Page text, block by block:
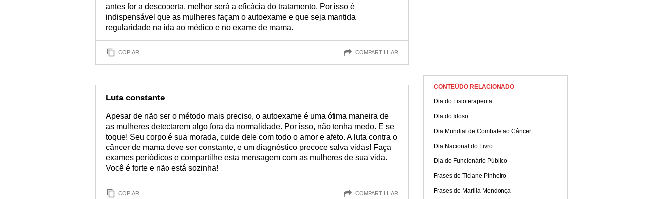
antes for a descoberta, melhor será a eficácia do tratamento. Por isso é
indispensável que as mulheres façam o autoexame e que seja mantida
regularidade na ida ao médico e no exame de mama.
COPIAR COMPARTILHAR
Luta constante
Apesar de não ser o método mais preciso, o autoexame é uma ótima maneira de
as mulheres detectarem algo fora da normalidade. Por isso, não tenha medo. E se
toque! Seu corpo é sua morada, cuide dele com todo o amor e afeto. A luta contra o
câncer de mama deve ser constante, e um diagnóstico precoce salva vidas! Faça
exames periódicos e compartilhe esta mensagem com as mulheres de sua vida.
Você é forte e não está sozinha!
COPIAR COMPARTILHAR
CONTEÚDO RELACIONADO
Dia do Fisioterapeuta
Dia do Idoso
Dia Mundial de Combate ao Câncer
Dia Nacional do Livro
Dia do Funcionário Público
Frases de Ticiane Pinheiro
Frases de Marília Mendonça